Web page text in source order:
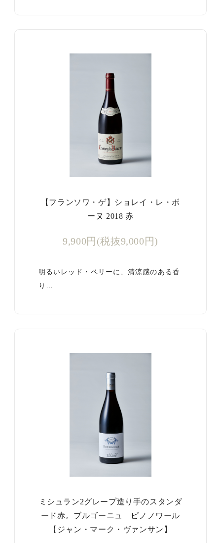
【フランソワ・ゲ】ショレイ・レ・ボ
ーヌ 2018 赤
9,900円(税抜9,000円)
明るいレッド・ベリーに、清涼感のある香
り…
ミシュラン2グレープ造り手のスタンダ
ード赤。ブルゴーニュ ピノノワール
【ジャン・マーク・ヴァンサン】